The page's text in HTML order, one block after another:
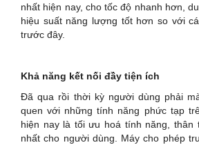
nhất hiện nay, cho tốc độ nhanh hơn,
hiệu suất năng lượng tốt hơn so với
trước đây.
Khả năng kết nối đầy tiện ích
Đã qua rồi thời kỳ người dùng phải
quen với những tính năng phức tạp
hiện nay là tối ưu hoá tính năng, thân
nhất cho người dùng. Máy cho phép